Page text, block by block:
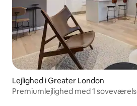
Lejlighed i Greater London
Premiumlejlighed med 1